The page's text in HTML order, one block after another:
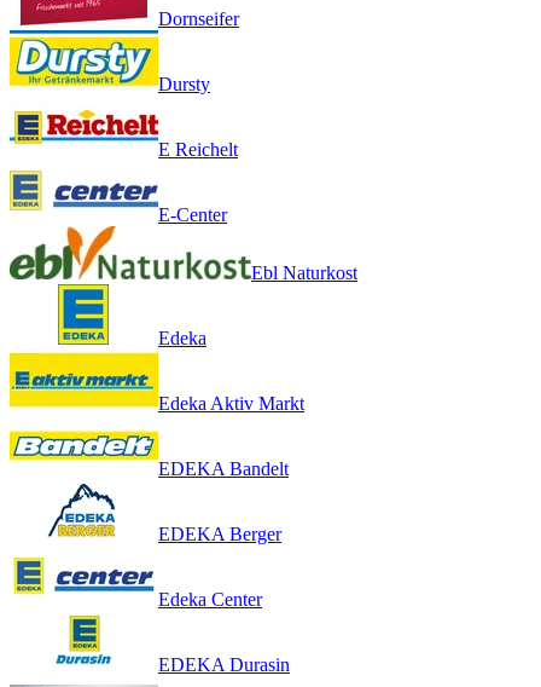
Dornseifer
Dursty
E Reichelt
E-Center
Ebl Naturkost
Edeka
Edeka Aktiv Markt
EDEKA Bandelt
EDEKA Berger
Edeka Center
EDEKA Durasin